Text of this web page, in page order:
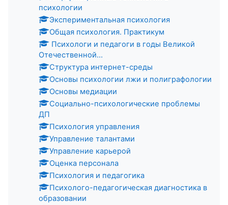
психологии
Экспериментальная психология
Общая психология. Практикум
Психологи и педагоги в годы Великой
Отечественной...
Структура интернет-среды
Основы психологии лжи и полиграфологии
Основы медиации
Социально-психологические проблемы
ДП
Психология управления
Управление талантами
Управление карьерой
Оценка персонала
Психология и педагогика
Психолого-педагогическая диагностика в
образовании